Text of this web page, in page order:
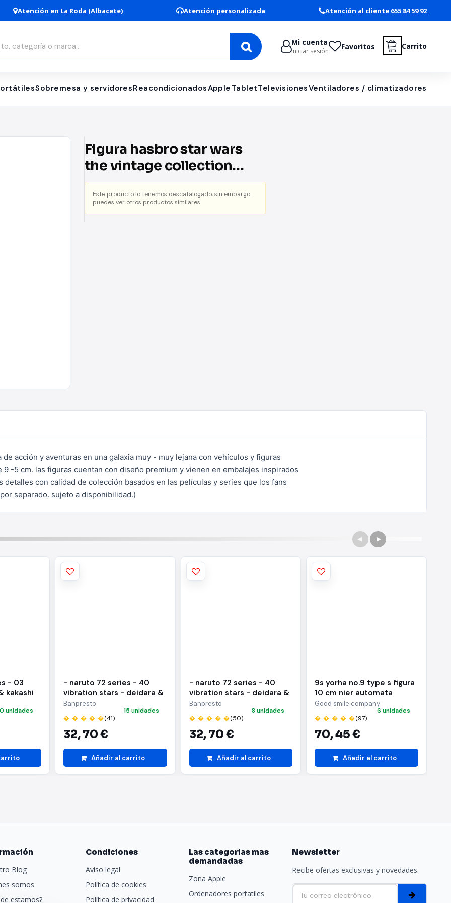
Atención en La Roda (Albacete) Atención personalizada Atención al cliente 655 84 59 92
Mi cuenta
Iniciar sesión Favoritos Carrito
Sobremesa y servidoresReacondicionadosApple TabletTelevisionesVentiladores / climatizadores
Figura hasbro star wars
the vintage collection
cassian andor aldhani
mission andor
Éste producto lo tenemos descatalogado, sin embargo
puedes ver otros productos similares.
acción y aventuras en una galaxia muy - muy lejana con vehículos y figuras
-5 cm. las figuras cuentan con diseño premium y vienen en embalajes inspirados
con calidad de colección basados en las películas y series que los fans
separado. sujeto a disponibilidad.)
- 03
kakashi
unidades
- naruto 72 series - 40
vibration stars - deidara &
sasuke uchiha - (a:deidara)
Banpresto
� � � � �(41)
32,70 €
15 unidades
Añadir al carrito
- naruto 72 series - 40
vibration stars - deidara &
sasuke uchiha - (b:sasuke
uchiha)
Banpresto
� � � � �(50)
32,70 €
8 unidades
Añadir al carrito
9s yorha no.9 type s figura
10 cm nier automata
nendoroid
Good smile company
� � � � �(97)
70,45 €
6 unidades
Añadir al carrito
Blog
somos
estamos?
Condiciones
Aviso legal
Política de cookies
Política de privacidad
Las categorias mas
demandadas
Zona Apple
Ordenadores portatiles
Newsletter
Recibe ofertas exclusivas y novedades.